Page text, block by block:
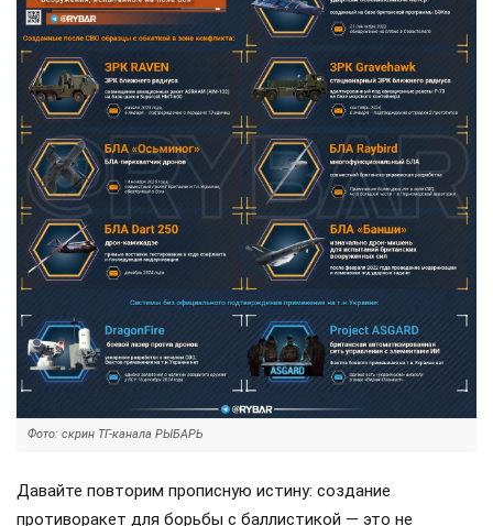
Фото: скрин ТГ-канала РЫБАРЬ
Давайте повторим прописную истину: создание
противоракет для борьбы с баллистикой — это не